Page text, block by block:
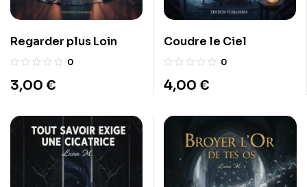
Regarder plus Loin
0
3,00 €
Coudre le Ciel
0
4,00 €